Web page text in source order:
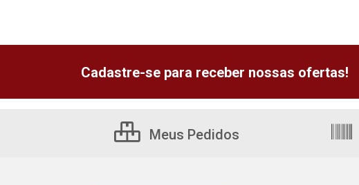
Cadastre-se para receber nossas ofertas!
Meus Pedidos